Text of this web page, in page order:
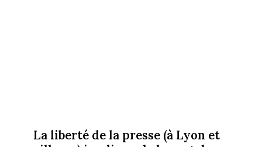
La liberté de la presse (à Lyon et